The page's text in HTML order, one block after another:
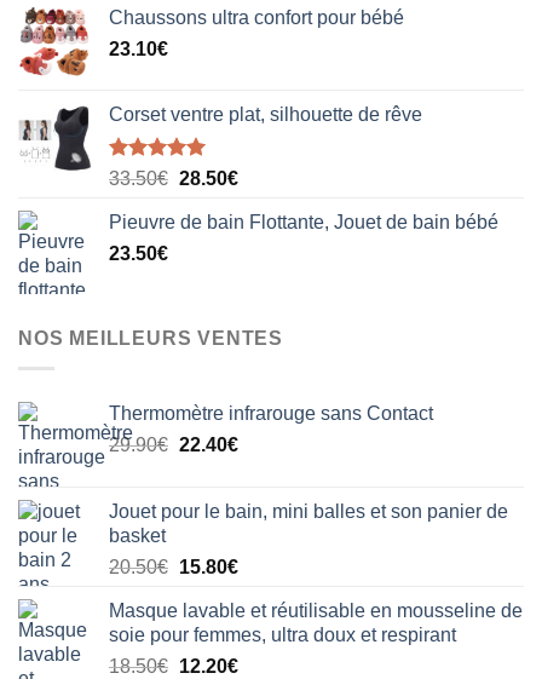
page
du
était :
est :
Chaussons ultra confort pour bébé
23.10€
Corset ventre plat, silhouette de rêve
Note5.00
33.50€ Le
initial
28.50€Le
actuel
Pieuvre de bain Flottante, Jouet de bain bébé
23.50€
NOS MEILLEURS VENTES
Thermomètre infrarouge sans Contact
29.90€ Le
était :
22.40€Le
est :
Jouet pour le bain, mini balles et son panier de
basket
20.50€ Le
initial
était :
20.50€.
15.80€Le
actuel
est :
15.80€.
Masque lavable et réutilisable en mousseline de
soie pour femmes, ultra doux et respirant
18.50€ Le
12.20€Le